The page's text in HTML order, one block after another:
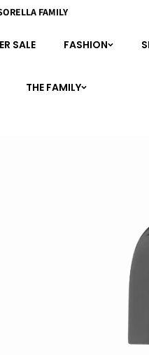
FAMILY
SALE FASHION
THE FAMILY